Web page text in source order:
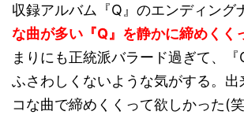
収録アルバム『Q』のエンディング
な曲が多い『Q』を静かに締めくく
まりにも正統派バラード過ぎて、『
ふさわしくないような気がする。出
コな曲で締めくくって欲しかった(笑